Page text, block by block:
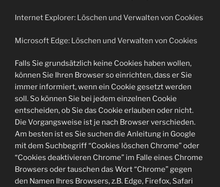
Internet Explorer: Löschen und Verwalten von Cookies
Microsoft Edge: Löschen und Verwalten von Cookies
Falls Sie grundsätzlich keine Cookies haben wollen,
können Sie Ihren Browser so einrichten, dass er Sie
immer informiert, wenn ein Cookie gesetzt werden
soll. So können Sie bei jedem einzelnen Cookie
entscheiden, ob Sie das Cookie erlauben oder nicht.
Die Vorgangsweise ist je nach Browser verschieden.
Am besten ist es Sie suchen die Anleitung in Google
mit dem Suchbegriff “Cookies löschen Chrome” oder
“Cookies deaktivieren Chrome” im Falle eines Chrome
Browsers oder tauschen das Wort “Chrome” gegen
den Namen Ihres Browsers, z.B. Edge, Firefox, Safari